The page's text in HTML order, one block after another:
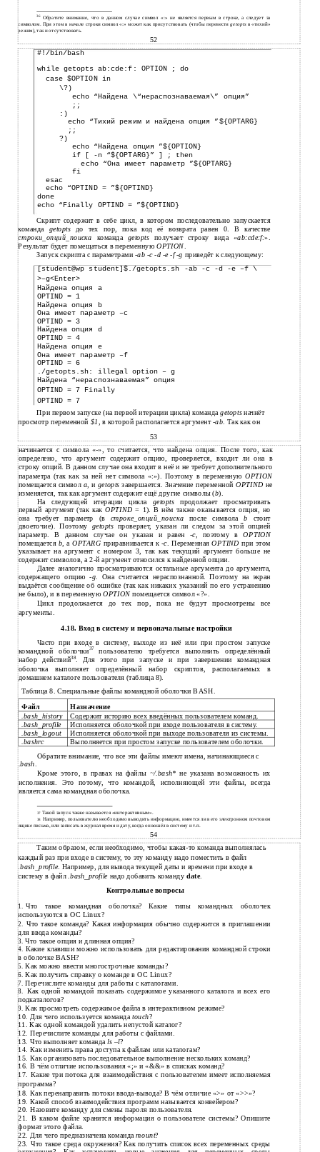
36 Обратите внимание, что в данном случае символ «:» не является первым в строке, а следует за
символом. При этом в начале строки символ «:» может как присутствовать (чтобы перевестиgetopts в «тихий»
режим), так и отсутствовать.
52
#!/bin/bash
while getopts ab:cde:f: OPTION ; do
case $OPTION in
\?)
echo “Найдена \“нераспознаваемая\” опция”
;;
:)
echo “Тихий режим и найдена опция ”${OPTARG}
;;
?)
echo “Найдена опция ”${OPTION}
if [ -n “${OPTARG}” ] ; then
echo “Она имеет параметр ”${OPTARG}
fi
esac
echo “OPTIND = ”${OPTIND}
done
echo “Finally OPTIND = ”${OPTIND}
Скрипт содержит в себе цикл, в котором последовательно запускается
команда getopts до тех пор, пока код её возврата равен 0. В качестве
строки_опций_поиска команда getopts получает строку вида «ab:cde:f:».
Результат будет помещаться в переменнуюOPTION.
Запуск скрипта с параметрами -ab -c -d -e -f -g приведёт к следующему:
[student@wp student]$./getopts.sh -ab -c -d -e –f \
>–g<Enter>
Найдена опция a
OPTIND = 1
Найдена опция b
Она имеет параметр –c
OPTIND = 3
Найдена опция d
OPTIND = 4
Найдена опция e
Она имеет параметр –f
OPTIND = 6
./getopts.sh: illegal option – g
Найдена “нераспознаваемая” опция
OPTIND = 7 Finally
OPTIND = 7
При первом запуске (на первой итерации цикла) командаgetoptsначнёт
просмотр переменной $1 , в которой располагается аргумент -ab . Так как он
53
начинается с символа «-», то считается, что найдена опция. После того, как
определено, что аргумент содержит опцию, проверяется, входит ли она в
строку опций. В данном случае она входит в неё и не требует дополнительного
параметра (так как за ней нет символа «:»). Поэтому в переменнуюOPTION
помещается символ a , и getoptsзавершается. Значение переменнойOPTIND не
изменяется, так как аргумент содержит ещё другие символы (b).
На следующей итерации цикла getoptsпродолжает просматривать
первый аргумент (так как OPTIND= 1). В нём также оказывается опция, но
она требует параметр (в строке_опций_поиска после символаb стоит
двоеточие). Поэтому getopts проверяет, указан ли следом за этой опцией
параметр. В данном случае он указан и равен -c, поэтому вOPTION
помещается b , а OPTARG приравнивается к -c. ПеременнаяOPTINDпри этом
указывает на аргумент с номером 3, так как текущий аргумент больше не
содержит символов, а 2-й аргумент относился к найденной опции.
Далее аналогично просматриваются остальные аргумента до аргумента,
содержащего опцию-g. Она считается нераспознанной. Поэтому на экран
выдаётся сообщение об ошибке (так как никаких указаний по его устранению
не было), и в переменную OPTIONпомещается символ «?».
Цикл продолжается до тех пор, пока не будут просмотрены все
аргументы.
4.18. Вход в систему и первоначальные настройки
Часто при входе в систему, выходе из неё или при простом запуске
командной оболочки37 пользователю требуется выполнить определённый
набор действий38. Для этого при запуске и при завершении командная
оболочка выполняет определённый набор скриптов, располагаемых в
домашнем каталоге пользователя (таблица 8).
Таблица 8. Специальные файлы командной оболочки BASH.
Файл Назначение
.bash_history
Содержит историю всех введённых пользователем команд.
.bash_profile
Исполняется оболочкой при входе пользователя в систему.
.bash_logout
Исполняется оболочкой при выходе пользователя из системы.
.bashrc
Выполняется при простом запуске пользователем оболочки.
Обратите внимание, что все эти файлы имеют имена, начинающиеся с
.bash.
Кроме этого, в правах на файлы ~/.bash*не указана возможность их
исполнения. Это потому, что командой, исполняющей эти файлы, всегда
является сама командная оболочка.
37 Такой запуск также называется «интерактивным».
38 Например, пользователю необходимо выводить информацию, имеется ли в его электронном почтовом
ящике письма, или записать в журнал время и дату, когда он вошёл в систему и т.п.
54
Таким образом, если необходимо, чтобы какая-то команда выполнялась
каждый раз при входе в систему, то эту команду надо поместить в файл
.bash_profile. Например, для вывода текущей даты и времени при входе в
систему в файл.bash_profile надо добавить команду date.
Контрольные вопросы
1. Что такое командная оболочка? Какие типы командных оболочек
используются в ОС Linux?
2.
Что такое команда? Какая информация обычно содержится в приглашении
для ввода команды?
3. Что такое опция и длинная опция?
4. Какие клавиши можно использовать для редактирования командной строки
в оболочке BASH?
5. Как можно ввести многострочные команды?
6. Как получить справку о команде в ОС Linux?
7. Перечислите команды для работы с каталогами.
8. Как одной командой показать содержимое указанного каталога и всех его
подкаталогов?
9. Как просмотреть содержимое файла в интерактивном режиме?
10. Для чего используется командаtouch?
11. Как одной командой удалить непустой каталог?
12. Перечислите команды для работы с файлами.
13. Что выполняет командаls –l?
14. Как изменить права доступа к файлам или каталогам?
15. Как организовать последовательное выполнение нескольких команд?
16. В чём отличие использования «;» и «&&» в списках команд?
17. Какие три потока для взаимодействия с пользователем имеет исполняемая
программа?
18. Как перенаправить потоки ввода-вывода? В чём отличие «>» от «>>»?
19. Какой способ взаимодействия программ называется конвейером?
20. Назовите команду для смены пароля пользователя.
21. В каком файле хранится информация о пользователе системы? Опишите
формат этого файла.
22. Для чего предназначена командаmount?
23.
Что такое среда окружения? Как получить список всех переменных среды